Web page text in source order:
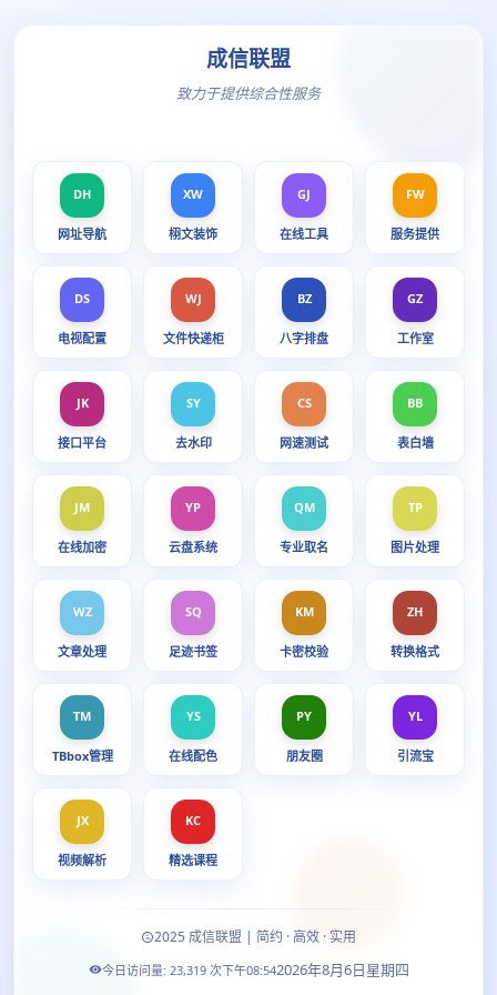
成信联盟
致力于提供综合性服务
DH
网址导航
XW
栩文装饰
GJ
在线工具
FW
服务提供
DS
电视配置
WJ
文件快递柜
BZ
八字排盘
GZ
工作室
JK
接口平台
SY
去水印
CS
网速测试
BB
表白墙
JM
在线加密
YP
云盘系统
QM
专业取名
TP
图片处理
WZ
文章处理
SQ
足迹书签
KM
卡密校验
ZH
转换格式
TM
TBbox管理
YS
在线配色
PY
朋友圈
YL
引流宝
JX
视频解析
KC
精选课程
2025 成信联盟 | 简约 · 高效 · 实用
今日访问量: 23,319次下午08:542026年8月6日星期四